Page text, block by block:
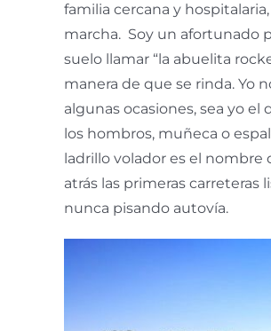
familia cercana y
marcha. Soy un afortunado
suelo llamar “la abuelita
manera de que se rinda. Yo
algunas ocasiones, sea yo
los hombros, muñeca o
ladrillo volador es el nombre
atrás las primeras carreteras
nunca pisando autovía.